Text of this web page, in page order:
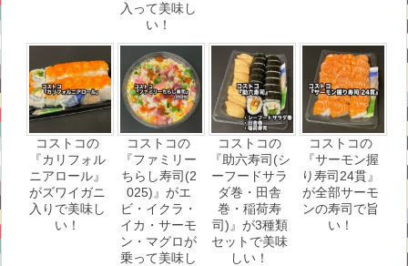
入って美味し
い！
コストコの
『カリフォル
ニアロール』
がズワイガニ
入りで美味し
い！
コストコの
『ファミリー
ちらし寿司(2
025)』がエ
ビ・イクラ・
イカ・サーモ
ン・マグロが
乗って美味し
コストコの
『助六寿司(シ
ーフードサラ
ダ巻・田舎
巻・稲荷寿
司)』が3種類
セットで美味
しい！
コストコの
『サーモン握
り寿司24貫』
が全部サーモ
ンの寿司で旨
い！